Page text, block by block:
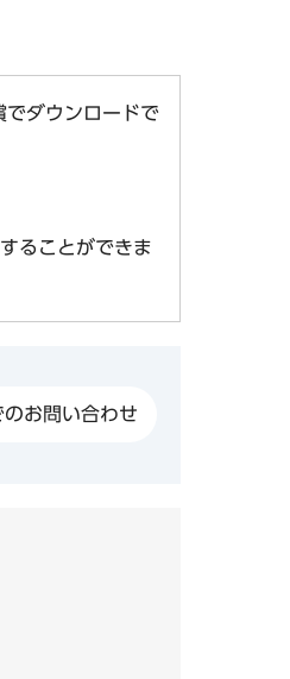
ダウンロードで
ることができま
お問い合わせ